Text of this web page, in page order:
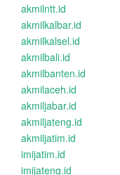
akmilntt.id
akmilkalbar.id
akmilkalsel.id
akmilbali.id
akmilbanten.id
akmilaceh.id
akmiljabar.id
akmiljateng.id
akmiljatim.id
imijatim.id
imijateng.id